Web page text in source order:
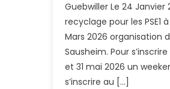
Guebwiller Le 24
recyclage pour les PSE1
Mars 2026 organisation
Sausheim. Pour
et 31 mai 2026 un
s’inscrire au […]